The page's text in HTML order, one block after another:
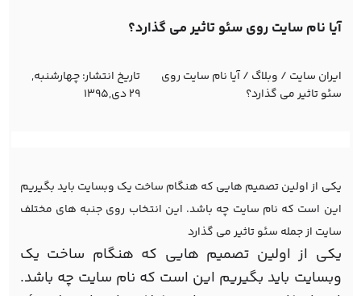
آیا نام سایت روی سئو تاثیر می گذارد؟
ایران سایت / وبلاگ /آیا نام سایت روی
سئو تاثیر می گذارد؟
تاریخ انتشار:چهارشنبه,
29 دی,1395
یکی از اولین تصمیم هایی که هنگام ساخت یک وبسایت باید بگیریم
این است که نام سایت چه باشد. این انتخاب روی جنبه های مختلف
سایت از جمله سئو تاثیر می گذارد
یکی از اولین تصمیم هایی که هنگام ساخت یک
وبسایت باید بگیریم این است که نام سایت چه باشد.